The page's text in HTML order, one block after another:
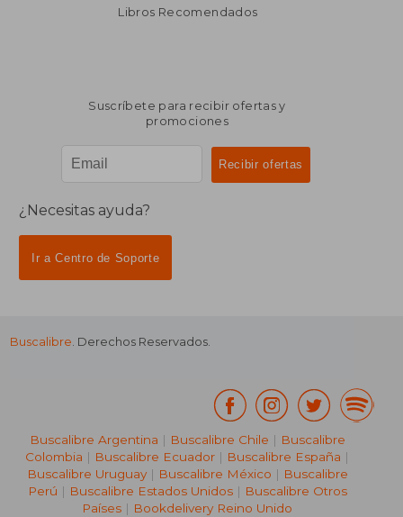
Libros Recomendados
Suscríbete para recibir ofertas y
promociones
¿Necesitas ayuda?
Ir a Centro de Soporte
Buscalibre. Derechos Reservados.
Buscalibre Argentina | Buscalibre Chile | Buscalibre
Colombia | Buscalibre Ecuador | Buscalibre España |
Buscalibre Uruguay| Buscalibre México | Buscalibre
Perú | Buscalibre Estados Unidos| Buscalibre Otros
Países | Bookdelivery Reino Unido